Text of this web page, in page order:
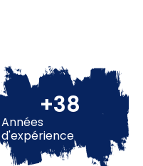
Années
d'expérience
+47